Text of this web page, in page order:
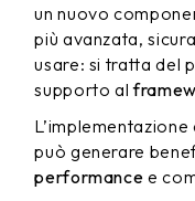
un nuovo
più avanzata,
usare: si tratta del
supporto al
può generare
performance e